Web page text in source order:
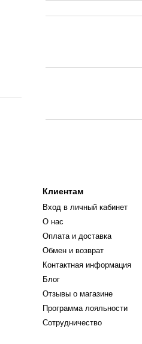
Клиентам
Вход в личный кабинет
О нас
Оплата и доставка
Обмен и возврат
Контактная информация
Блог
Отзывы о магазине
Программа лояльности
Сотрудничество